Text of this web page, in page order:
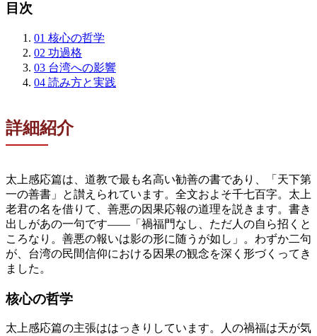
目次
01 核心の哲学
02 功過格
03 台湾への影響
04 読み方と実践
詳細紹介
太上感応篇は、道教で最も名高い勧善の書であり、「天下第
一の善書」と讃えられています。全文およそ千七百字。太上
老君の名を借りて、善悪の因果応報の道理を説きます。書き
出しがあの一句です——「禍福門なし、ただ人の自ら招くと
ころなり。善悪の報いは影の形に随うが如し」。わずか二句
が、台湾の民間信仰における因果の観念を深く形づくってき
ました。
核心の哲学
太上感応篇の主張ははっきりしています。人の禍福は天が気